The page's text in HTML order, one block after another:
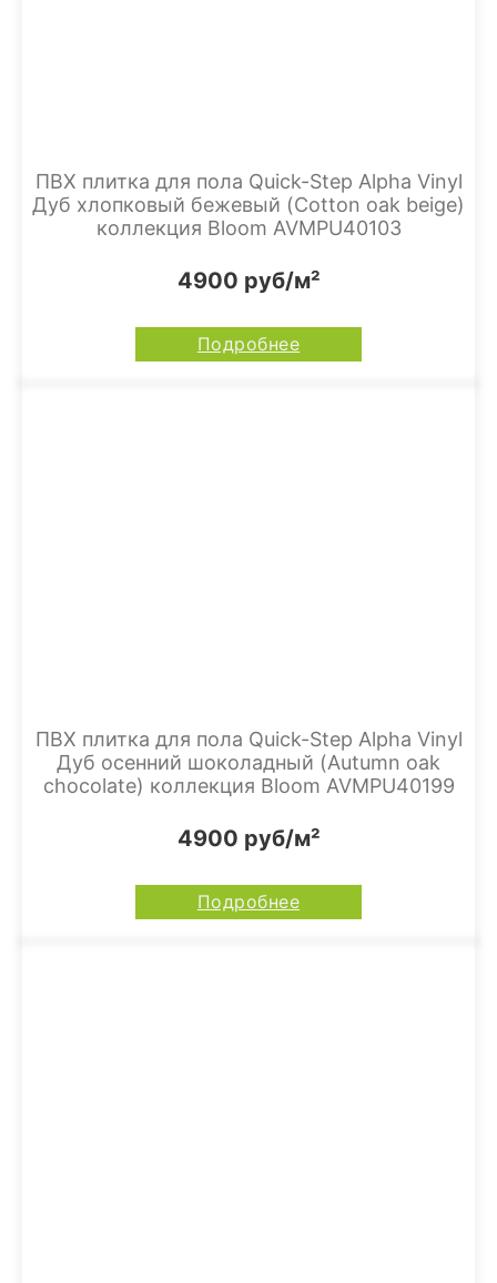
ПВХ плитка для пола Quick-Step Alpha Vinyl
Дуб хлопковый бежевый (Cotton oak beige)
коллекция Bloom AVMPU40103
4900 руб/м²
Подробнее
ПВХ плитка для пола Quick-Step Alpha Vinyl
Дуб осенний шоколадный (Autumn oak
chocolate) коллекция Bloom AVMPU40199
4900 руб/м²
Подробнее